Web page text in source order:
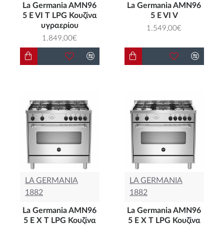
La Germania AMN96
5 E VI T LPG Κουζίνα
υγραερίου
1.849,00€
La Germania AMN96
5 E VI V
1.549,00€
LA GERMANIA
1882
La Germania AMN96
5 E X T LPG Κουζίνα
LA GERMANIA
1882
La Germania AMN96
5 E X T LPG Κουζίνα